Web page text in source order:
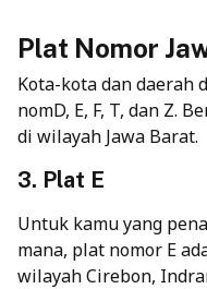
Plat Nomor
Kota-kota dan daerah
nomD, E, F, T, dan Z.
di wilayah Jawa Barat.
3. Plat E
Untuk kamu yang
mana, plat nomor E
wilayah Cirebon,